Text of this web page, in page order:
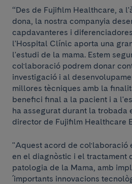
“Des de Fujifilm Healthcare, a
dona, la nostra companyia
capdavanteres i
l'Hospital Clínic aporta una
l'estudi de la mama. Estem
col·laboració podrem donar
investigació i al
millores tècniques amb la
benefici final a la pacient i a
ha assegurat durant la trobada
director de Fujifilm Healthcare
"Aquest acord de col·laboració
en el diagnòstic i el tractament
patologia de la Mama, amb
´importants innovacions